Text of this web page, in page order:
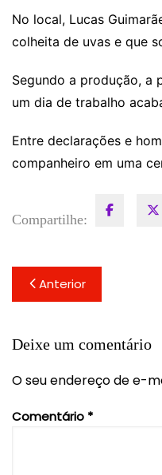
No local, Lucas
colheita de uvas e que
Segundo a produção, a
um dia de trabalho
Entre declarações e
companheiro em uma
Compartilhe:
Navegação
de
Post
Anterior
Deixe um comentário
O seu endereço de e-
Comentário *